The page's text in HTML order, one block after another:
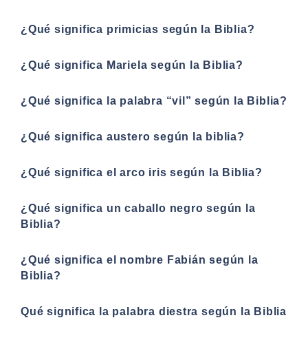
¿Qué significa primicias según la Biblia?
¿Qué significa Mariela según la Biblia?
¿Qué significa la palabra “vil” según la Biblia?
¿Qué significa austero según la biblia?
¿Qué significa el arco iris según la Biblia?
¿Qué significa un caballo negro según la
Biblia?
¿Qué significa el nombre Fabián según la
Biblia?
Qué significa la palabra diestra según la Biblia